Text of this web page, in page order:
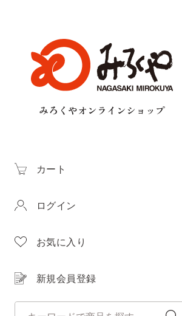
みろくやオンラインショップ
カート
ログイン
お気に入り
新規会員登録